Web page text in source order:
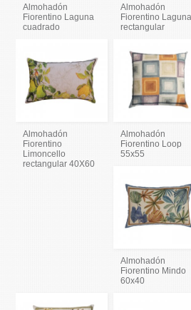
Almohadón
Fiorentino Laguna
cuadrado
Almohadón
Fiorentino Laguna
rectangular
Almohadón
Fiorentino
Limoncello
rectangular 40X60
Almohadón
Fiorentino Loop
55x55
Almohadón
Fiorentino Mindo
60x40